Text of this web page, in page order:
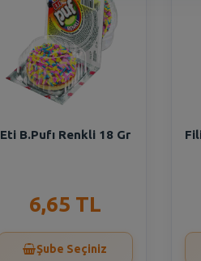
Eti B.Pufı Renkli 18 Gr
6,65 TL
Şube Seçiniz